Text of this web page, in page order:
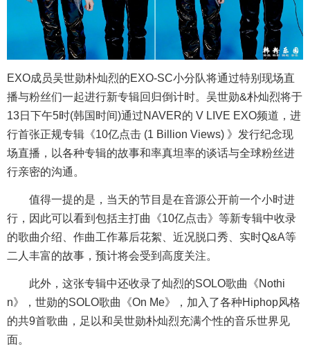
EXO成员吴世勋朴灿烈的EXO-SC小分队将通过特别现场直
播与粉丝们一起进行新专辑回归倒计时。吴世勋&朴灿烈将于
13日下午5时(韩国时间)通过NAVER的 V LIVE EXO频道，进
行首张正规专辑《10亿点击 (1 Billion Views) 》发行纪念现
场直播，以各种专辑的故事和率真坦率的谈话与全球粉丝进
行亲密的沟通。
值得一提的是，当天的节目是在音源公开前一个小时进
行，因此可以看到包括主打曲《10亿点击》等新专辑中收录
的歌曲介绍、作曲工作幕后花絮、近况脱口秀、实时Q&A等
二人丰富的故事，预计将会受到高度关注。
此外，这张专辑中还收录了灿烈的SOLO歌曲《Nothi
n》，世勋的SOLO歌曲《On Me》，加入了各种Hiphop风格
的共9首歌曲，足以和吴世勋朴灿烈充满个性的音乐世界见
面。